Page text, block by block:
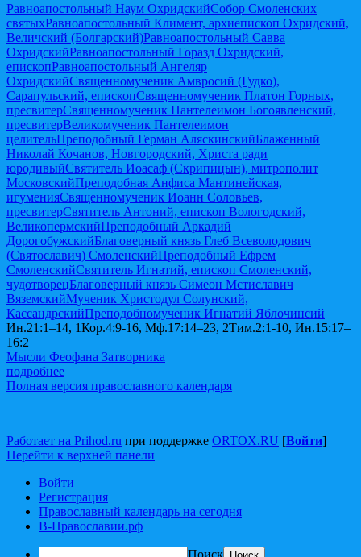
Равноапостольный Наум ОхридскийСобор Смоленских
святыхРавноапостольный Климент, архиепископ Охридский,
Величский (Болгарский)Равноапостольный Савва
ОхридскийРавноапостольный Горазд Охридский,
епископРавноапостольный Ангеляр
ОхридскийСвященномученик Амвросий (Гудко),
Сарапульский, епископСвященномученик Платон Горных,
пресвитерСвященномученик Пантелеимон Богоявленский,
пресвитерВеликомученик Пантелеимон
целительПреподобный Герман АляскинскийБлаженный
Николай Кочанов, Новгородский, Христа ради
юродивыйСвятитель Иоасаф (Скрипицын), митрополит
МосковскийПреподобная Анфиса Мантинейская,
игуменияСвященномученик Иоанн Соловьев,
пресвитерСвятитель Антоний, епископ Вологодский,
ВеликопермскийПреподобный Аркадий
ДорогобужскийБлаговерный князь Глеб Всеволодович
(Святославич) СмоленскийПреподобный Ефрем
СмоленскийСвятитель Игнатий, епископ Смоленский,
чудотворецБлаговерный князь Симеон Мстиславич
ВяземскийМученик Христодул Солунский,
КассандрскийПреподобномученик Игнатий Яблочинсий
Ин.21:1–14, 1Кор.4:9-16, Мф.17:14–23, 2Тим.2:1-10, Ин.15:17–
16:2
Мысли Феофана Затворника
подробнее
Полная версия православного календаря
Работает на Prihod.ru при поддержке ORTOX.RU [Войти]
Перейти к верхней панели
Войти
Регистрация
Православный календарь на сегодня
В-Православии.рф
Поиск